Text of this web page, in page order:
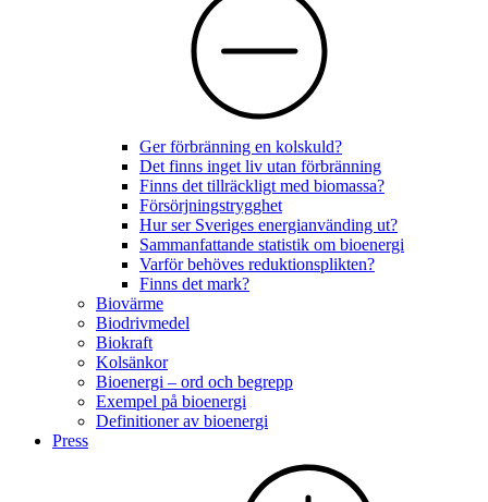
Ger förbränning en kolskuld?
Det finns inget liv utan förbränning
Finns det tillräckligt med biomassa?
Försörjningstrygghet
Hur ser Sveriges energianvänding ut?
Sammanfattande statistik om bioenergi
Varför behöves reduktionsplikten?
Finns det mark?
Biovärme
Biodrivmedel
Biokraft
Kolsänkor
Bioenergi – ord och begrepp
Exempel på bioenergi
Definitioner av bioenergi
Press